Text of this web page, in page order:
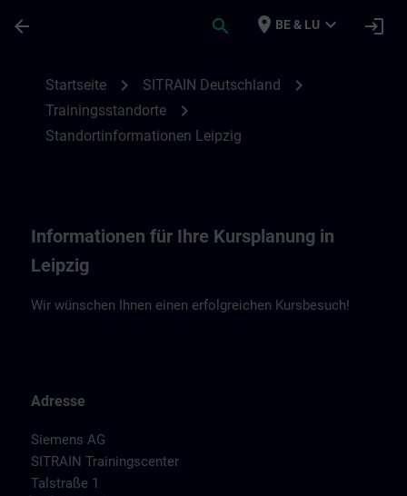
arrow_back search place BE & LU expand_more login
Startseite chevron_right SITRAIN Deutschland chevron_right
Trainingsstandorte chevron_right
Standortinformationen Leipzig
Informationen für Ihre Kursplanung in
Leipzig
Wir wünschen Ihnen einen erfolgreichen Kursbesuch!
Adresse
Siemens AG
SITRAIN Trainingscenter
Talstraße 1